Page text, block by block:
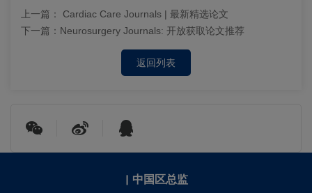
上一篇：
Cardiac Care Journals | 最新精选论文
下一篇： Neurosurgery Journals: 开放获取论文推荐
返回列表
| 中国区总监